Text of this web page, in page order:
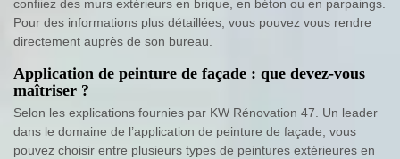
confiiez des murs extérieurs en brique, en béton ou en parpaings.
Pour des informations plus détaillées, vous pouvez vous rendre
directement auprès de son bureau.
Application de peinture de façade : que devez-vous
maîtriser ?
Selon les explications fournies par KW Rénovation 47. Un leader
dans le domaine de l’application de peinture de façade, vous
pouvez choisir entre plusieurs types de peintures extérieures en